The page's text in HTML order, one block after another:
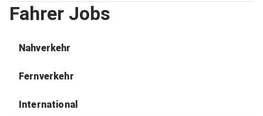
Fahrer Jobs
Nahverkehr
Fernverkehr
International